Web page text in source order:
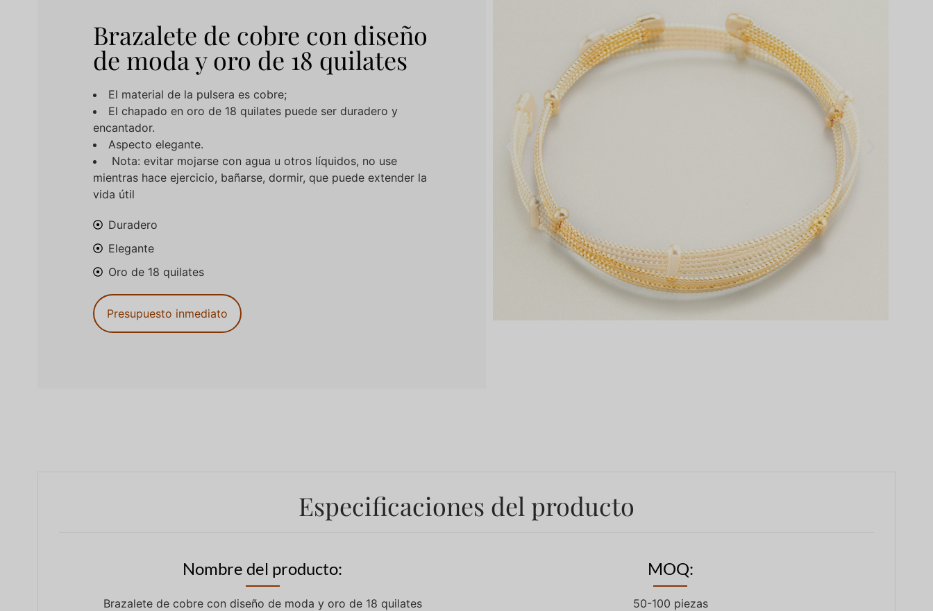
Brazalete de cobre con diseño
de moda y oro de 18 quilates
El material de la pulsera es cobre;
El chapado en oro de 18 quilates puede ser duradero y
encantador.
Aspecto elegante.
Nota: evitar mojarse con agua u otros líquidos, no use
mientras hace ejercicio, bañarse, dormir, que puede extender la
vida útil
Duradero
Elegante
Oro de 18 quilates
Presupuesto inmediato
Especificaciones del producto
Nombre del producto:
Brazalete de cobre con diseño de moda y oro de 18 quilates
MOQ:
50-100 piezas